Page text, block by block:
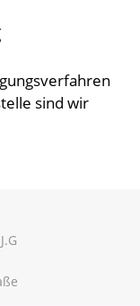
sind wir